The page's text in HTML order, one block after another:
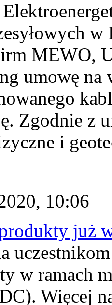
MEWO,
umowę na
Zgodnie z
i
10:06
już
w ramach
Więcej